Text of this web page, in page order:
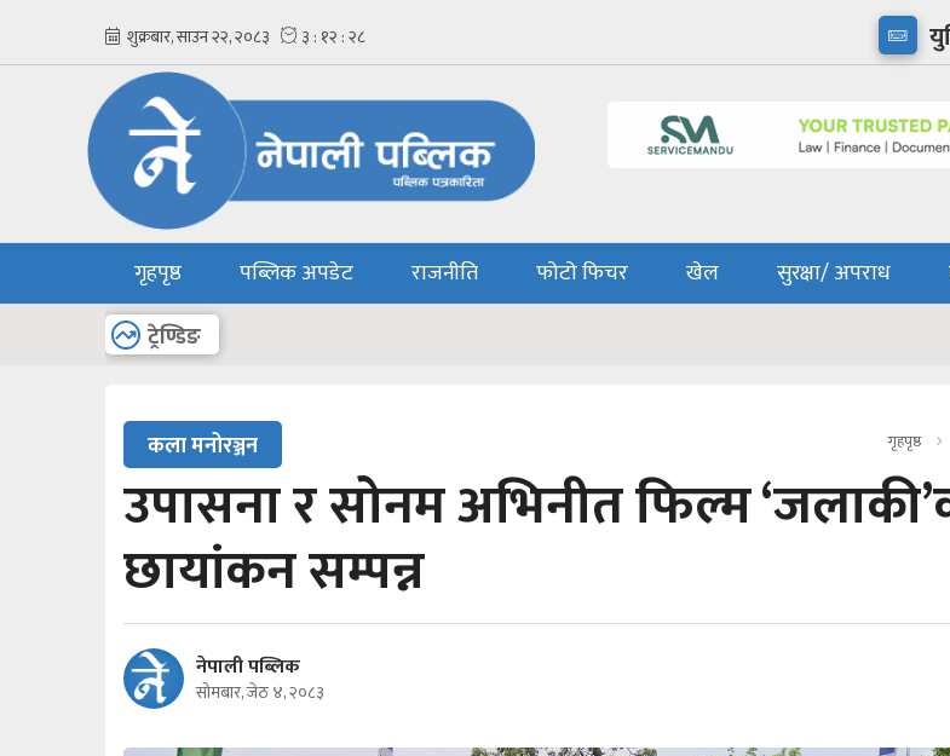
गृहपृष्ठ पब्लिक अपडेट राजनीति फोटो फिचर खेल सुरक्षा/ अपराध
अन्य
ट्रेण्डिङ
कला मनोरञ्जन गृहपृष्ठ
उपासना र सोनम अभिनीत फिल्म
छायांकन सम्पन्न
नेपाली पब्लिक
सोमबार, जेठ ४, २०८३